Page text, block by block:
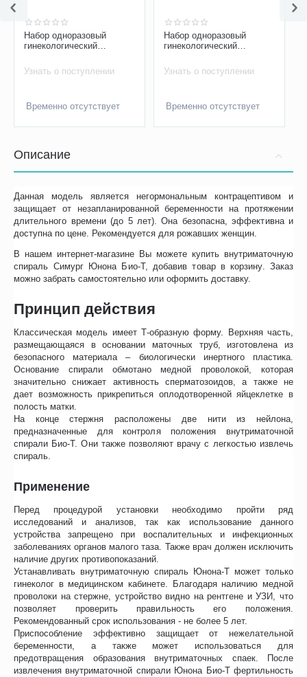
Набор одноразовый
гинекологический
3
Узнать о поступлении
Временно отсутствует
Набор одноразовый
гинекологический
Узнать о поступлении
Временно отсутствует
Описание
Данная модель является негормональным контрацептивом и
защищает от незапланированной беременности на протяжении
длительного времени (до 5 лет). Она безопасна, эффективна и
доступна по цене. Рекомендуется для рожавших женщин.
В нашем интернет-магазине Вы можете купить внутриматочную
спираль Симург Юнона Био-Т, добавив товар в корзину. Заказ
можно забрать самостоятельно или оформить доставку.
Принцип действия
Классическая модель имеет Т-образную форму. Верхняя часть,
размещающаяся в основании маточных труб, изготовлена из
безопасного материала – биологически инертного пластика.
Основание спирали обмотано медной проволокой, которая
значительно снижает активность сперматозоидов, а также не
дает возможность прикрепиться оплодотворенной яйцеклетке в
полость матки.
На конце стержня расположены две нити из нейлона,
предназначенные для контроля положения внутриматочной
спирали Био-Т. Они также позволяют врачу с легкостью извлечь
спираль.
Применение
Перед процедурой установки необходимо пройти ряд
исследований и анализов, так как использование данного
устройства запрещено при воспалительных и инфекционных
заболеваниях органов малого таза. Также врач должен исключить
наличие других противопоказаний.
Устанавливать внутриматочную спираль Юнона-Т может только
гинеколог в медицинском кабинете. Благодаря наличию медной
проволоки на стержне, устройство видно на рентгене и УЗИ, что
позволяет проверить правильность его положения.
Рекомендованный срок использования - не более 5 лет.
Приспособление эффективно защищает от нежелательной
беременности, а также может использоваться для
предотвращения образования внутриматочных спаек. После
извлечения внутриматочной спирали Юнона Био-Т фертильность